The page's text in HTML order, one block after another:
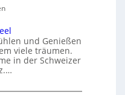
und Genießen
viele träumen.
in der Schweizer